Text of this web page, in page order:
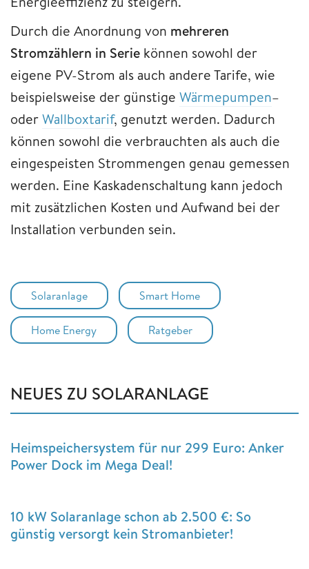
Durch die Anordnung von mehreren
Stromzählern in Serie können sowohl der
eigene PV-Strom als auch andere Tarife, wie
beispielsweise der günstige Wärmepumpen–
oderWallboxtarif, genutzt werden. Dadurch
können sowohl die verbrauchten als auch die
eingespeisten Strommengen genau gemessen
werden. Eine Kaskadenschaltung kann jedoch
mit zusätzlichen Kosten und Aufwand bei der
Installation verbunden sein.
Solaranlage Smart Home
Home Energy Ratgeber
NEUES ZU SOLARANLAGE
Heimspeichersystem für nur 299 Euro: Anker
Power Dock im Mega Deal!
10 kW Solaranlage schon ab 2.500 €: So
günstig versorgt kein Stromanbieter!